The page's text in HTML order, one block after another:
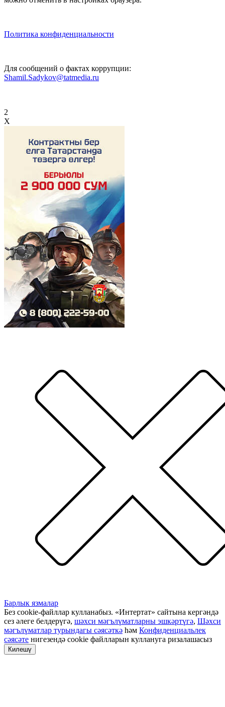
Политика конфиденциальности
Для сообщений о фактах коррупции:
Shamil.Sadykov@tatmedia.ru
2
X
Барлык язмалар
Без cookie-файллар кулланабыз. «Интертат» сайтына кергәндә
сез әлеге белдерүгә, шәхси мәгълүматларны эшкәртүгә, Шәхси
мәгълүматлар турындагы сәясәткә һәм Конфиденциальлек
сәясәте нигезендә cookie файлларын куллануга ризалашасыз
Килешү